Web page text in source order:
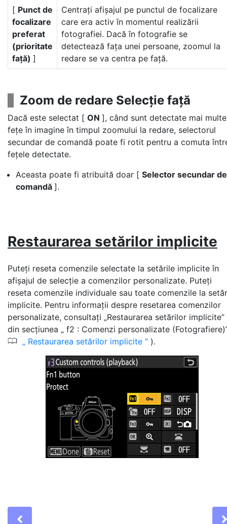
[ Punct de
focalizare
preferat
(prioritate
față) ]
Centrați afișajul pe punctul de focalizare
care era activ în momentul realizării
fotografiei. Dacă în fotografie se
detectează fața unei persoane, zoomul la
redare se va centra pe față.
Zoom de redare Selecție față
Dacă este selectat [ ON ], când sunt detectate mai multe
fețe în imagine în timpul zoomului la redare, selectorul
secundar de comandă poate fi rotit pentru a comuta
fețele detectate.
Aceasta poate fi atribuită doar [ Selector secundar de
comandă ].
Restaurarea setărilor implicite
Puteți reseta comenzile selectate la setările implicite în
afișajul de selecție a comenzilor personalizate. Puteți
reseta comenzile individuale sau toate comenzile la
implicite. Pentru informații despre resetarea comenzilor
personalizate, consultați „Restaurarea setărilor implicite”
din secțiunea „ f2 : Comenzi personalizate
0 Restaurarea setărilor implicite ).